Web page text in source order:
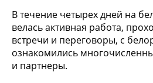
В течение четырех дней на
велась активная работа,
встречи и переговоры, с
ознакомились
и партнеры.